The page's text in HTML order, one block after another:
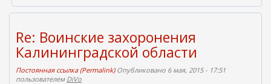
Re: Воинские захоронения
Калининградской области
Постоянная ссылка (Permalink)Опубликовано 6 мая, 2015 - 17:51
пользователем DiVo